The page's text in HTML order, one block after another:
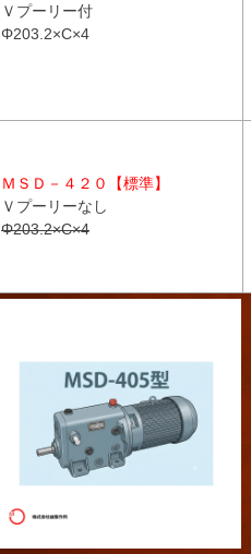
Ｖプーリー付
Φ203.2×C×4
ＭＳＤ－４２０【標準】
Ｖプーリーなし
Φ203.2×C×4